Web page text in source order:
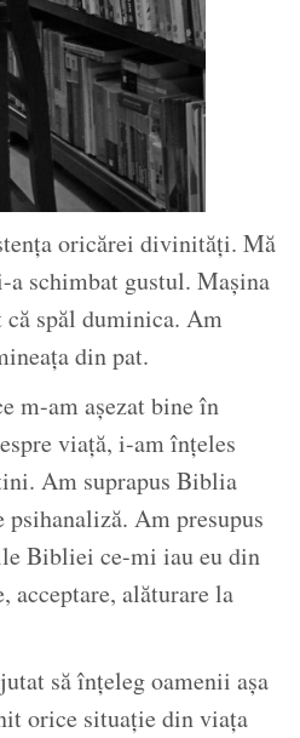
oricărei divinități. Mă
schimbat gustul. Mașina
că spăl duminica. Am
din pat.
m-am așezat bine în
viață, i-am înțeles
Am suprapus Biblia
Am presupus
Bibliei ce-mi iau eu din
acceptare, alăturare la
să înțeleg oamenii așa
orice situație din viața